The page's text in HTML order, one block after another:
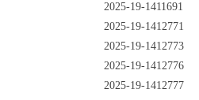
2025-19-1411691
2025-19-1412771
2025-19-1412773
2025-19-1412776
2025-19-1412777